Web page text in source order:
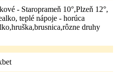
- Staroprameň 10°,Plzeň 12°,
teplé nápoje - horúca
druhy